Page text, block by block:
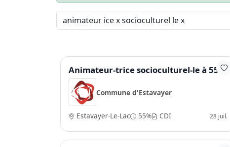
Animateur-trice socioculturel-le à 55%
Commune d'Estavayer
Estavayer-Le-Lac 55% CDI 28 juil.